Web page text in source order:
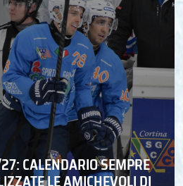
CALENDARIO SEMPRE